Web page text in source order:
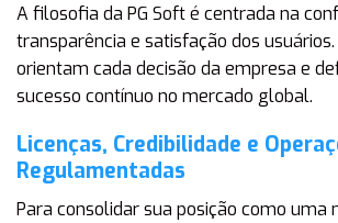
A filosofia da PG Soft é centrada na
transparência e satisfação dos usuários.
orientam cada decisão da empresa e
sucesso contínuo no mercado global.
Licenças, Credibilidade e
Regulamentadas
Para consolidar sua posição como uma